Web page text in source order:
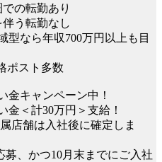
での転勤あり
伴う転勤なし
なら年収700万円以上も目
ポスト多数
キャンペーン中！
金＜計30万円＞支給！
店舗は入社後に確定しま
、かつ10月末までにご入社